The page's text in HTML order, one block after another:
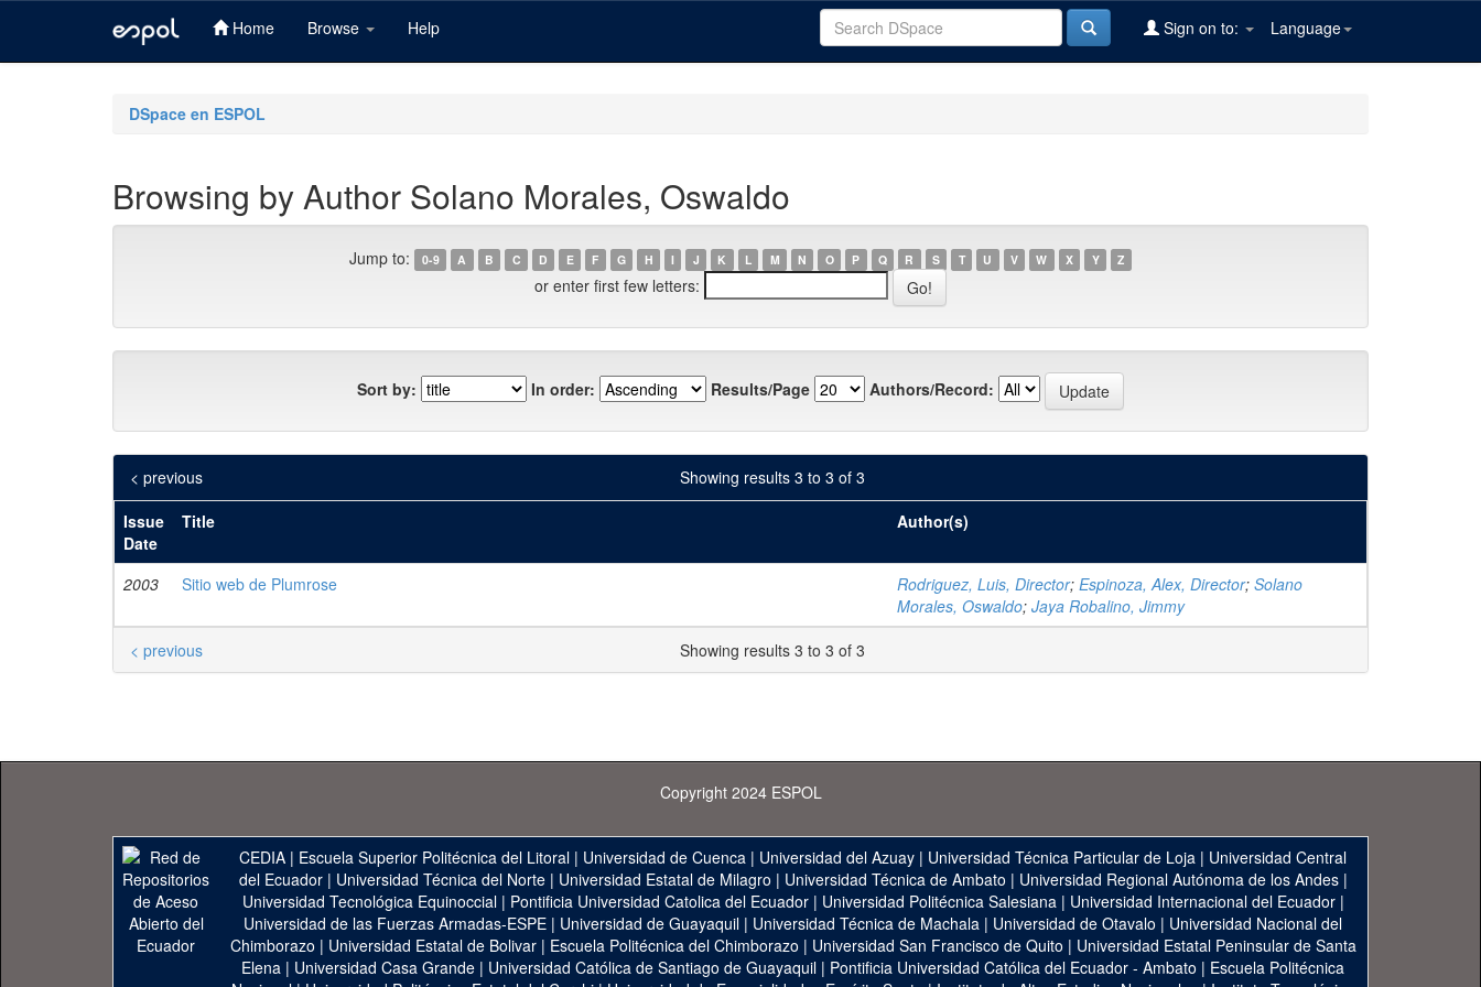
Home Browse Help Language
Sign on to:
DSpace en ESPOL
Browsing by Author Solano Morales, Oswaldo
Jump to: 0-9 A B C D E F G H I J K L M N O P Q R S T U V W X Y Z
or enter first few letters:
Sort by: In order: Results/Page Authors/Record:
Showing results 3 to 3 of 3
< previous
Issue
Date
Title Author(s)
2003 Sitio web de Plumrose Rodriguez, Luis, Director; Espinoza, Alex, Director; Solano
Morales, Oswaldo; Jaya Robalino, Jimmy
Showing results 3 to 3 of 3
< previous
Copyright 2024 ESPOL
CEDIA | Escuela Superior Politécnica del Litoral | Universidad de Cuenca | Universidad del Azuay | Universidad Técnica Particular de Loja | Universidad Central
del Ecuador| Universidad Técnica del Norte| Universidad Estatal de Milagro | Universidad Técnica de Ambato | Universidad Regional Autónoma de los Andes|
Universidad Tecnológica Equinoccial| Pontificia Universidad Catolica del Ecuador| Universidad Politécnica Salesiana| Universidad Internacional del Ecuador|
Universidad de las Fuerzas Armadas-ESPE | Universidad de Guayaquil | Universidad Técnica de Machala | Universidad de Otavalo | Universidad Nacional del
Chimborazo | Universidad Estatal de Bolivar| Escuela Politécnica del Chimborazo | Universidad San Francisco de Quito | Universidad Estatal Peninsular de Santa
Elena | Universidad Casa Grande | Universidad Católica de Santiago de Guayaquil | Pontificia Universidad Católica del Ecuador - Ambato | Escuela Politécnica